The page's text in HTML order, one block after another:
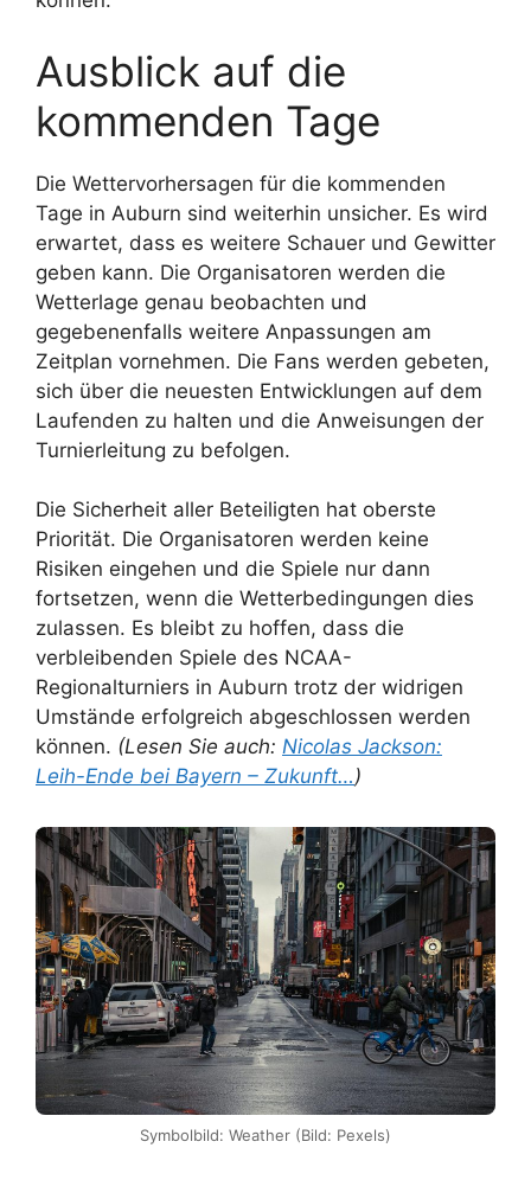
Ausblick auf die
kommenden Tage
Die Wettervorhersagen für die kommenden
Tage in Auburn sind weiterhin unsicher. Es wird
erwartet, dass es weitere Schauer und Gewitter
geben kann. Die Organisatoren werden die
Wetterlage genau beobachten und
gegebenenfalls weitere Anpassungen am
Zeitplan vornehmen. Die Fans werden gebeten,
sich über die neuesten Entwicklungen auf dem
Laufenden zu halten und die Anweisungen der
Turnierleitung zu befolgen.
Die Sicherheit aller Beteiligten hat oberste
Priorität. Die Organisatoren werden keine
Risiken eingehen und die Spiele nur dann
fortsetzen, wenn die Wetterbedingungen dies
zulassen. Es bleibt zu hoffen, dass die
verbleibenden Spiele des NCAA-
Regionalturniers in Auburn trotz der widrigen
Umstände erfolgreich abgeschlossen werden
können. (Lesen Sie auch: Nicolas Jackson:
Leih-Ende bei Bayern – Zukunft…)
Symbolbild: Weather (Bild: Pexels)